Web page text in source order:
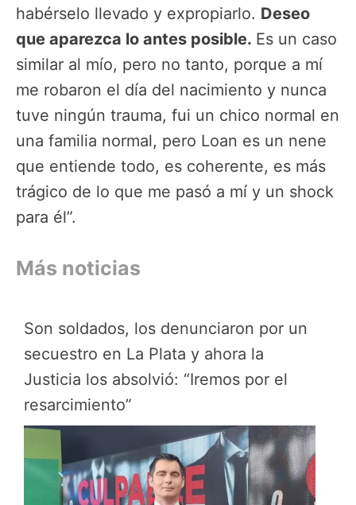
habérselo llevado y expropiarlo. Deseo
que aparezca lo antes posible. Es un caso
similar al mío, pero no tanto, porque a mí
me robaron el día del nacimiento y nunca
tuve ningún trauma, fui un chico normal en
una familia normal, pero Loan es un nene
que entiende todo, es coherente, es más
trágico de lo que me pasó a mí y un shock
para él”.
Más noticias
Son soldados, los denunciaron por un
secuestro en La Plata y ahora la
Justicia los absolvió: “Iremos por el
resarcimiento”